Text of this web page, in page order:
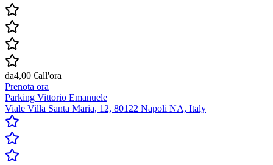
da4,00 €all'ora
Prenota ora
Parking Vittorio Emanuele
Viale Villa Santa Maria, 12, 80122 Napoli NA, Italy